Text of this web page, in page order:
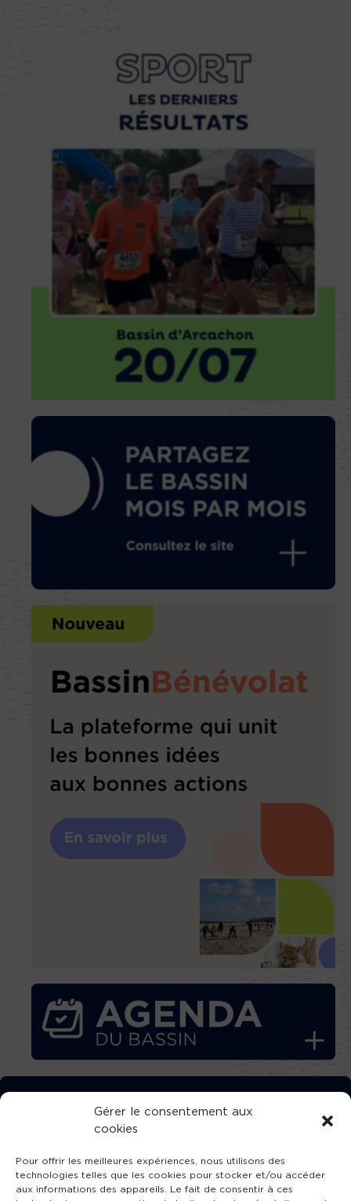
Gérer le consentement aux
cookies
Pour offrir les meilleures expériences, nous utilisons des
technologies telles que les cookies pour stocker et/ou accéder
aux informations des appareils. Le fait de consentir à ces
TÉLÉCHARGEZ GRATUITEMENT
L’APPLICATION TVBA !